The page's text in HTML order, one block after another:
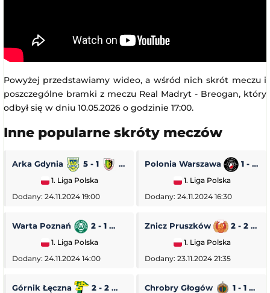
Powyżej przedstawiamy wideo, a wśród nich skrót meczu i
poszczególne bramki z meczu Real Madryt - Breogan, który
odbył się w dniu 10.05.2026 o godzinie 17:00.
Inne popularne skróty meczów
Arka Gdynia 5 - 1
1. Liga Polska
Dodany: 24.11.2024 19:00
Polonia Warszawa 1 - 0
1. Liga Polska
Dodany: 24.11.2024 16:30
Warta Poznań 2 - 1 Pogoń Siedlce
1. Liga Polska
Dodany: 24.11.2024 14:00
Znicz Pruszków 2 - 2
1. Liga Polska
Dodany: 23.11.2024 21:35
Górnik Łęczna 2 - 2 GKS Tychy
Chrobry Głogów 1 - 1